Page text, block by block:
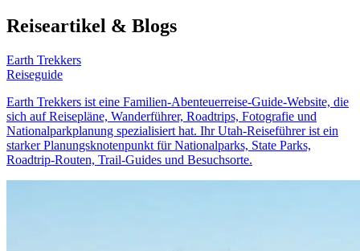
Reiseartikel & Blogs
Earth Trekkers
Reiseguide
Earth Trekkers ist eine Familien-Abenteuerreise-Guide-Website, die
sich auf Reisepläne, Wanderführer, Roadtrips, Fotografie und
Nationalparkplanung spezialisiert hat. Ihr Utah-Reiseführer ist ein
starker Planungsknotenpunkt für Nationalparks, State Parks,
Roadtrip-Routen, Trail-Guides und Besuchsorte.